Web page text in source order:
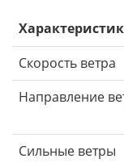
Скорость ветра
Направление
Сильные ветры